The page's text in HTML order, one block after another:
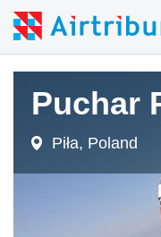
Puchar
Piła, Poland